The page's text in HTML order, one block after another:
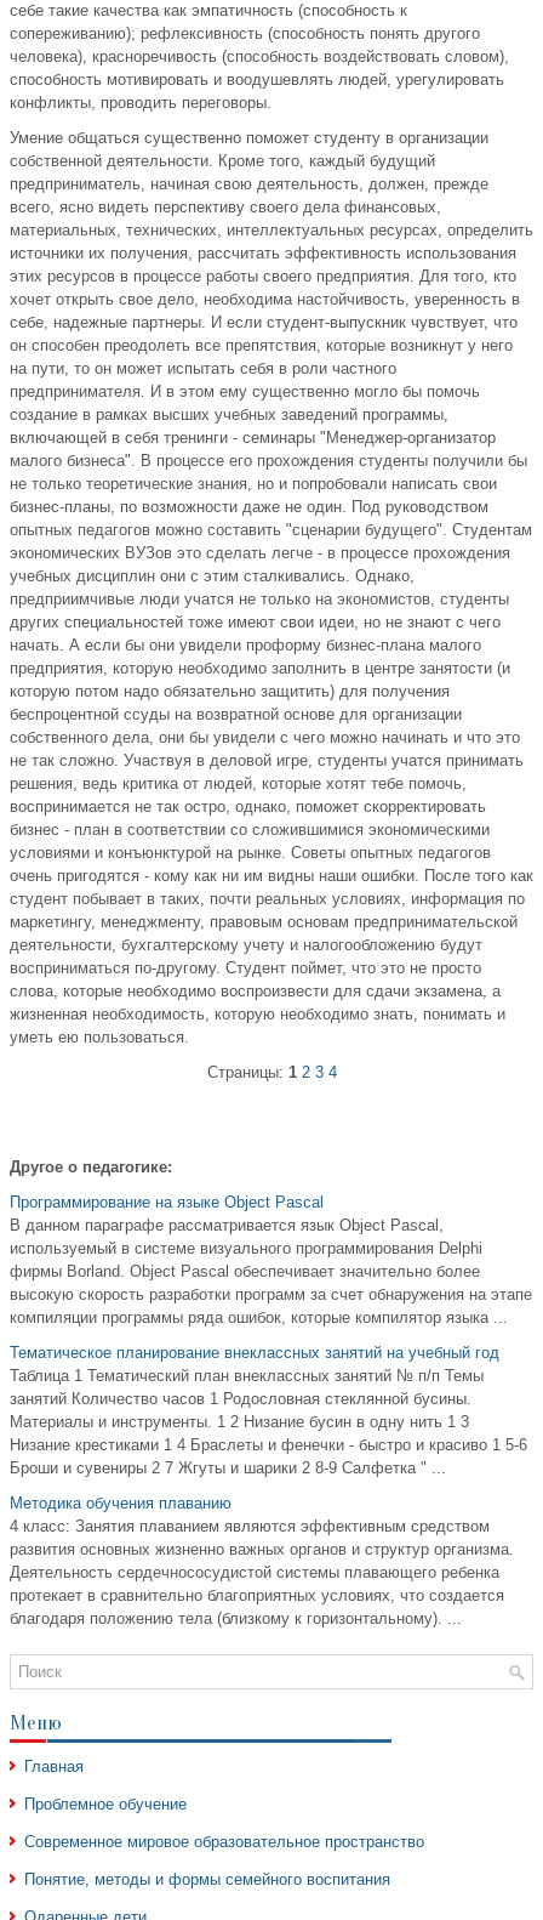
себе такие качества как эмпатичность (способность к
сопереживанию); рефлексивность (способность понять другого
человека), красноречивость (способность воздействовать словом),
способность мотивировать и воодушевлять людей, урегулировать
конфликты, проводить переговоры.
Умение общаться существенно поможет студенту в организации
собственной деятельности. Кроме того, каждый будущий
предприниматель, начиная свою деятельность, должен, прежде
всего, ясно видеть перспективу своего дела финансовых,
материальных, технических, интеллектуальных ресурсах, определить
источники их получения, рассчитать эффективность использования
этих ресурсов в процессе работы своего предприятия. Для того, кто
хочет открыть свое дело, необходима настойчивость, уверенность в
себе, надежные партнеры. И если студент-выпускник чувствует, что
он способен преодолеть все препятствия, которые возникнут у него
на пути, то он может испытать себя в роли частного
предпринимателя. И в этом ему существенно могло бы помочь
создание в рамках высших учебных заведений программы,
включающей в себя тренинги - семинары "Менеджер-организатор
малого бизнеса". В процессе его прохождения студенты получили бы
не только теоретические знания, но и попробовали написать свои
бизнес-планы, по возможности даже не один. Под руководством
опытных педагогов можно составить "сценарии будущего". Студентам
экономических ВУЗов это сделать легче - в процессе прохождения
учебных дисциплин они с этим сталкивались. Однако,
предприимчивые люди учатся не только на экономистов, студенты
других специальностей тоже имеют свои идеи, но не знают с чего
начать. А если бы они увидели проформу бизнес-плана малого
предприятия, которую необходимо заполнить в центре занятости (и
которую потом надо обязательно защитить) для получения
беспроцентной ссуды на возвратной основе для организации
собственного дела, они бы увидели с чего можно начинать и что это
не так сложно. Участвуя в деловой игре, студенты учатся принимать
решения, ведь критика от людей, которые хотят тебе помочь,
воспринимается не так остро, однако, поможет скорректировать
бизнес - план в соответствии со сложившимися экономическими
условиями и конъюнктурой на рынке. Советы опытных педагогов
очень пригодятся - кому как ни им видны наши ошибки. После того как
студент побывает в таких, почти реальных условиях, информация по
маркетингу, менеджменту, правовым основам предпринимательской
деятельности, бухгалтерскому учету и налогообложению будут
восприниматься по-другому. Студент поймет, что это не просто
слова, которые необходимо воспроизвести для сдачи экзамена, а
жизненная необходимость, которую необходимо знать, понимать и
уметь ею пользоваться.
Страницы: 1 2 3 4
Другое о педагогике:
Программирование на языке Object Pascal
В данном параграфе рассматривается язык Object Pascal,
используемый в системе визуального программирования Delphi
фирмы Borland. Object Pascal обеспечивает значительно более
высокую скорость разработки программ за счет обнаружения на этапе
компиляции программы ряда ошибок, которые компилятор языка ...
Тематическое планирование внеклассных занятий на учебный год
Таблица 1 Тематический план внеклассных занятий № п/п Темы
занятий Количество часов 1 Родословная стеклянной бусины.
Материалы и инструменты. 1 2 Низание бусин в одну нить 1 3
Низание крестиками 1 4 Браслеты и фенечки - быстро и красиво 1 5-6
Броши и сувениры 2 7 Жгуты и шарики 2 8-9 Салфетка " ...
Методика обучения плаванию
4 класс: Занятия плаванием являются эффективным средством
развития основных жизненно важных органов и структур организма.
Деятельность сердечнососудистой системы плавающего ребенка
протекает в сравнительно благоприятных условиях, что создается
благодаря положению тела (близкому к горизонтальному). ...
Меню
Главная
Проблемное обучение
Современное мировое образовательное пространство
Понятие, методы и формы семейного воспитания